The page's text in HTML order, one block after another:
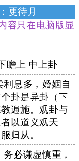
更待月
容只在电脑版显
瞻上 中上卦
息多，婚姻自
卦是异卦（下
遍施。观卦与
以道义观天
归从。
必谦虚慎重，